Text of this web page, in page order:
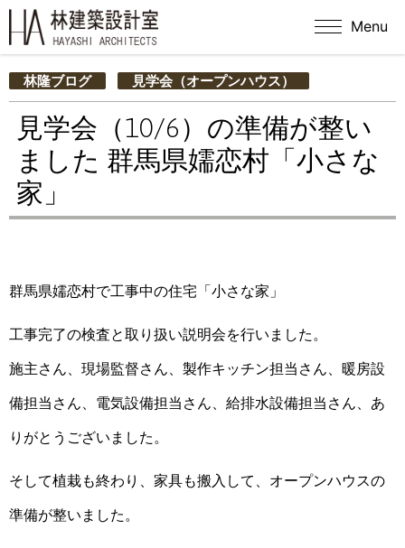
Menu
林隆ブログ 見学会（オープンハウス）
見学会（10/6）の準備が整い
ました 群馬県嬬恋村「小さな
家」
群馬県嬬恋村で工事中の住宅「小さな家」
工事完了の検査と取り扱い説明会を行いました。
施主さん、現場監督さん、製作キッチン担当さん、暖房設
備担当さん、電気設備担当さん、給排水設備担当さん、あ
りがとうございました。
そして植栽も終わり、家具も搬入して、オープンハウスの
準備が整いました。